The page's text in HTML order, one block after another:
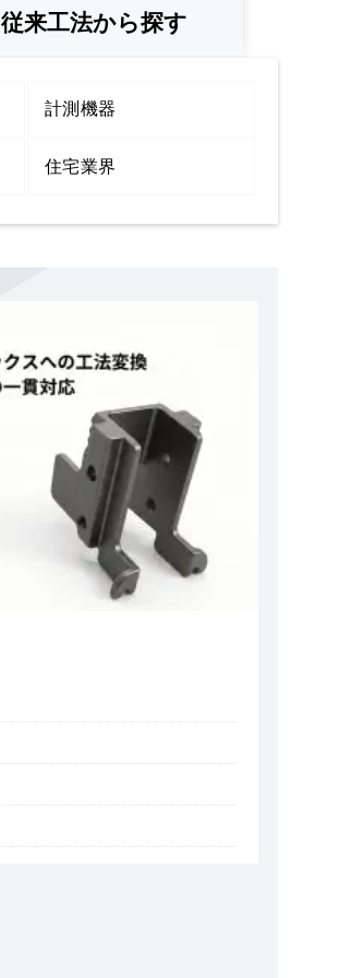
従来工法から探す
計測機器
住宅業界